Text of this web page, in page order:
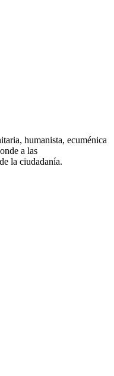
humanista, ecuménica
a las
la ciudadanía.